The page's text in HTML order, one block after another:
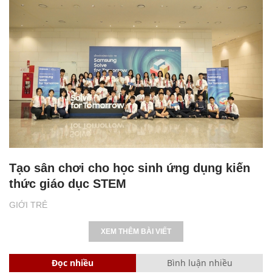
GIỚI TRẺ
Tạo sân chơi cho học sinh ứng dụng kiến
thức giáo dục STEM
XEM THÊM BÀI VIẾT
Đọc nhiều Bình luận nhiều